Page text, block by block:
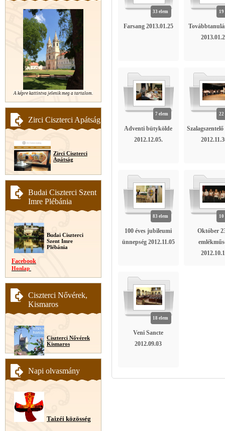
A képre kattintva jelenik meg a tartalom.
Zirci Ciszterci Apátság
Zirci Ciszterci
Apátság
Budai Ciszterci Szent
Imre Plébánia
Budai Ciszterci
Szent Imre
Plébánia
Facebook
Honlap
Ciszterci Nővérek,
Kismaros
Ciszterci Nővérek
Kismaros
Napi olvasmány
Taizéi közösség
33 elem
Farsang 2013.01.25
19
7 elem
Adventi bütykölde
2012.12.05.
22
83 elem
100 éves jubileumi
ünnepség 2012.11.05
10
Október
18 elem
Veni Sancte
2012.09.03